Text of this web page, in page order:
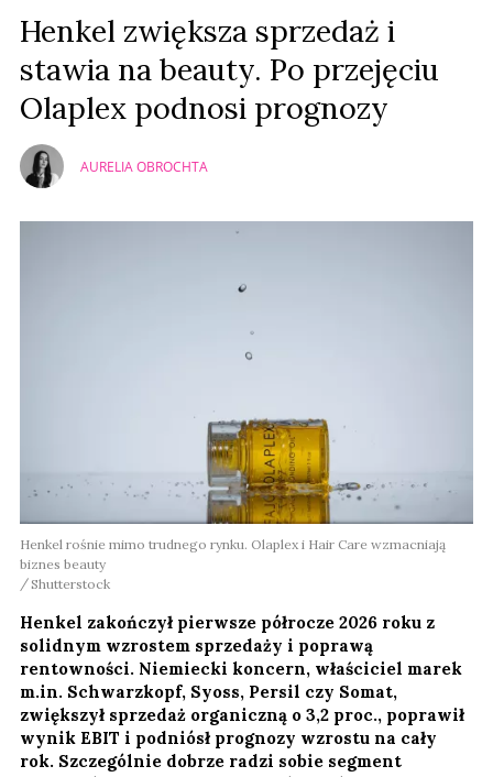
Henkel zwiększa sprzedaż i
stawia na beauty. Po przejęciu
Olaplex podnosi prognozy
AURELIA OBROCHTA
Henkel rośnie mimo trudnego rynku. Olaplex i Hair Care wzmacniają
biznes beauty
Shutterstock
Henkel zakończył pierwsze półrocze 2026 roku z
solidnym wzrostem sprzedaży i poprawą
rentowności. Niemiecki koncern, właściciel marek
m.in. Schwarzkopf, Syoss, Persil czy Somat,
zwiększył sprzedaż organiczną o 3,2 proc., poprawił
wynik EBIT i podniósł prognozy wzrostu na cały
rok. Szczególnie dobrze radzi sobie segment